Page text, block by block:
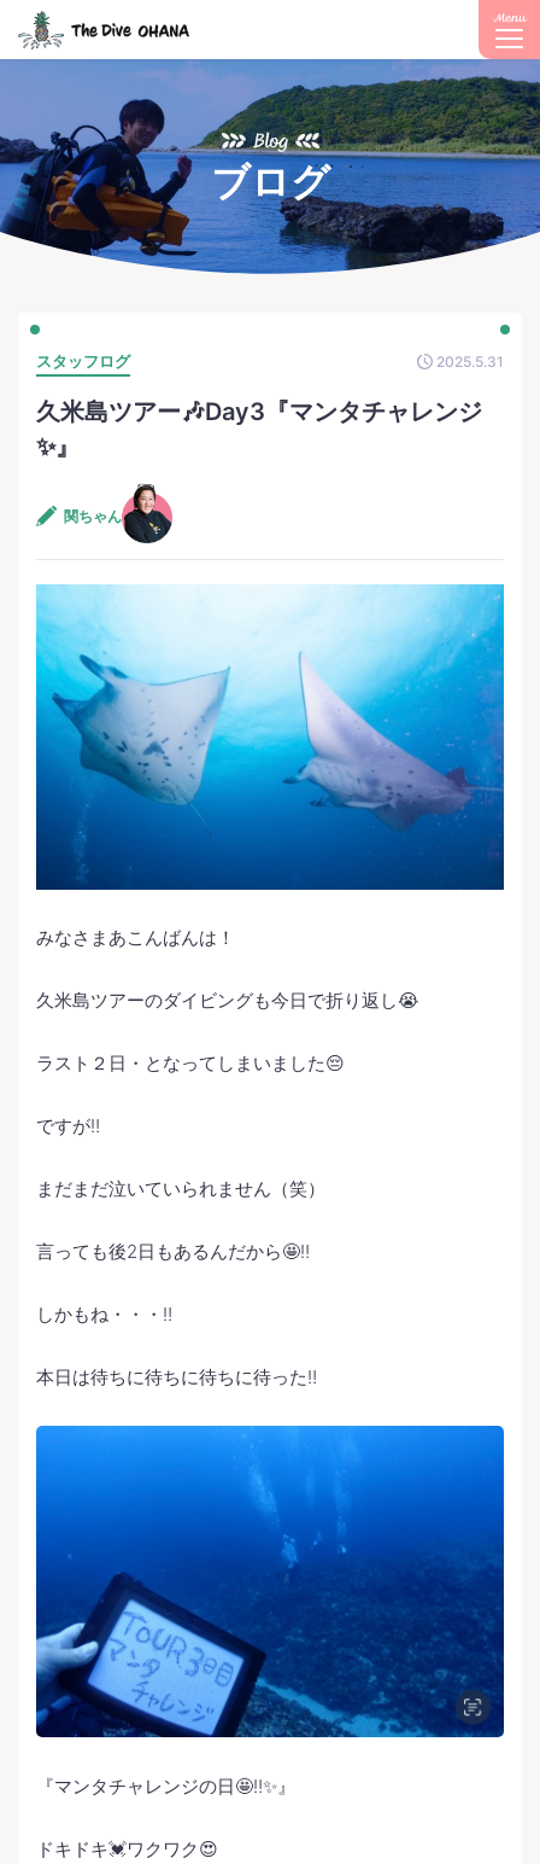
Menu
Blog
ブログ
スタッフログ 2025.5.31
久米島ツアー🎶Day3『マンタチャレンジ
✨』
関ちゃん
みなさまあこんばんは！
久米島ツアーのダイビングも今日で折り返し😭
ラスト２日・となってしまいました😔
ですが‼️
まだまだ泣いていられません（笑）
言っても後2日もあるんだから🤩‼️
しかもね・・・‼️
本日は待ちに待ちに待ちに待った‼️
『マンタチャレンジの日🤩‼️✨』
ドキドキ💓ワクワク😍